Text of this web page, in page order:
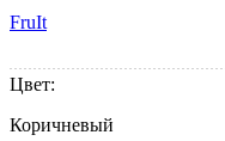
FruIt
Цвет:
Коричневый